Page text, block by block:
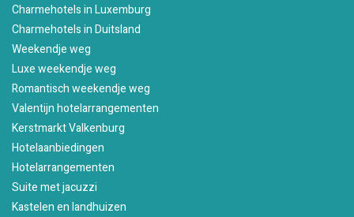
Charmehotels in Luxemburg
Charmehotels in Duitsland
Weekendje weg
Luxe weekendje weg
Romantisch weekendje weg
Valentijn hotelarrangementen
Kerstmarkt Valkenburg
Hotelaanbiedingen
Hotelarrangementen
Suite met jacuzzi
Kastelen en landhuizen